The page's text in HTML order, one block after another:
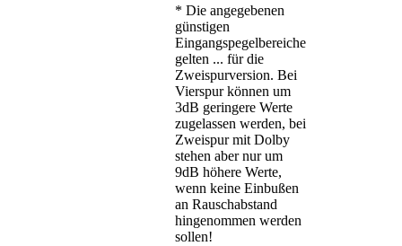
* Die angegebenen
günstigen
Eingangspegelbereiche
gelten ... für die
Zweispurversion. Bei
Vierspur können um
3dB geringere Werte
zugelassen werden, bei
Zweispur mit Dolby
stehen aber nur um
9dB höhere Werte,
wenn keine Einbußen
an Rauschabstand
hingenommen werden
sollen!